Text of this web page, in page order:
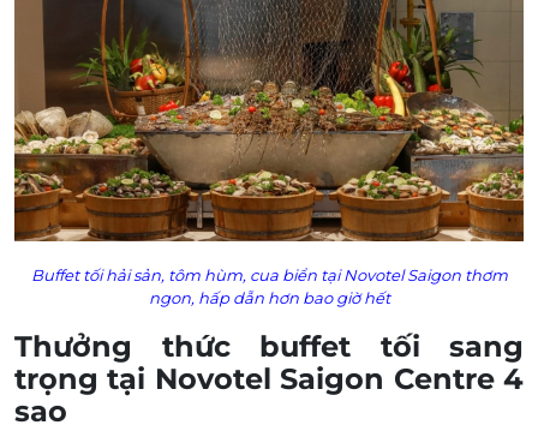
Địa chỉ: Nhà hàng Food Exchange, Tầng 2,
Novotel Saigon Centre 4 - Số 167 Hai Bà
Trưng, Phường Võ Thị Sáu, Quận 3, TP. HCM
Một khách hàng được mua nhiều voucher
E-Voucher/E-Coupon không có giá trị quy đổi
thành tiền mặt, không trả lại tiền thừa
Không áp dụng đồng thời cùng lúc với các
chương trình khuyến mại khác tại nhà hàng.
Buffet tối hải sản, tôm hùm, cua biển tại Novotel Saigon thơm
ngon, hấp dẫn hơn bao giờ hết
Thưởng thức buffet tối sang
trọng tại Novotel Saigon Centre 4
sao